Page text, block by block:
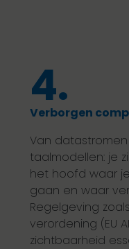
4.
Verborgen
Van
taalmodellen: je
het hoofd waar
gaan en waar
Regelgeving
verordening (EU
zichtbaarheid